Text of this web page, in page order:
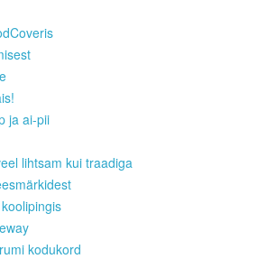
ja ai-pii
lihtsam kui traadiga
kodukord